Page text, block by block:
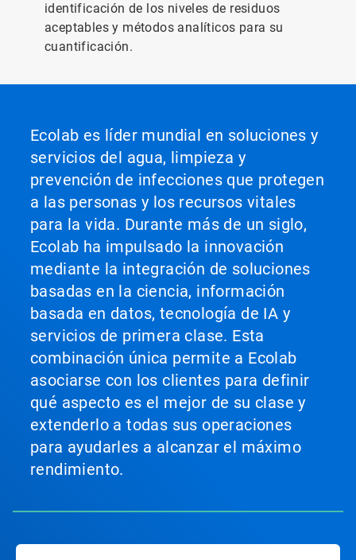
identificación de los niveles de residuos
aceptables y métodos analíticos para su
cuantificación.
Ecolab es líder mundial en soluciones y
servicios del agua, limpieza y
prevención de infecciones que protegen
a las personas y los recursos vitales
para la vida. Durante más de un siglo,
Ecolab ha impulsado la innovación
mediante la integración de soluciones
basadas en la ciencia, información
basada en datos, tecnología de IA y
servicios de primera clase. Esta
combinación única permite a Ecolab
asociarse con los clientes para definir
qué aspecto es el mejor de su clase y
extenderlo a todas sus operaciones
para ayudarles a alcanzar el máximo
rendimiento.